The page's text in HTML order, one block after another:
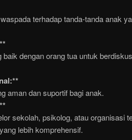
terhadap tanda-tanda anak
dengan orang tua untuk
aman dan suportif bagi anak.
sekolah, psikolog, atau organisasi
lebih komprehensif.